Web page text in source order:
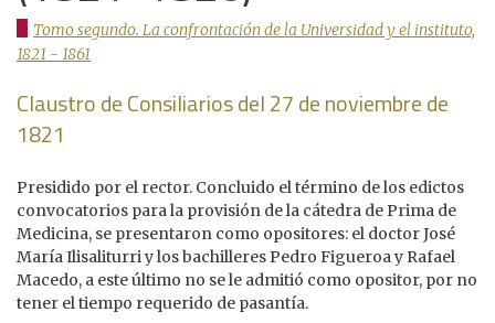
Documentos institucionales
Tomo segundo. La confrontación de la Universidad y el instituto,
1821 - 1861
Claustro de Consiliarios del 27 de noviembre de
1821
Presidido por el rector. Concluido el término de los edictos
convocatorios para la provisión de la cátedra de Prima de
Medicina, se presentaron como opositores: el doctor José
María Ilisaliturri y los bachilleres Pedro Figueroa y Rafael
Macedo, a este último no se le admitió como opositor, por no
tener el tiempo requerido de pasantía.